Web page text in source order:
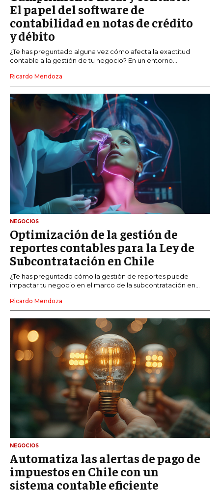
El papel del software de
contabilidad en notas de crédito
y débito
¿Te has preguntado alguna vez cómo afecta la exactitud
contable a la gestión de tu negocio? En un entorno...
Ricardo Mendoza
NEGOCIOS
Optimización de la gestión de
reportes contables para la Ley de
Subcontratación en Chile
¿Te has preguntado cómo la gestión de reportes puede
impactar tu negocio en el marco de la subcontratación en...
Ricardo Mendoza
NEGOCIOS
Automatiza las alertas de pago de
impuestos en Chile con un
sistema contable eficiente